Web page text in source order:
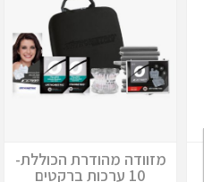
מזוודה מהודרת הכוללת-
10 ערכות ברקטים